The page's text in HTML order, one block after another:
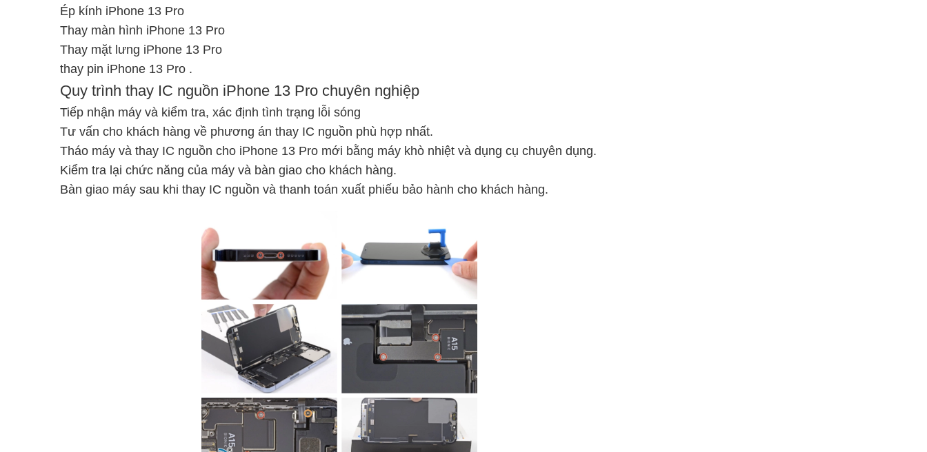
Ép kính iPhone 13 Pro
Thay màn hình iPhone 13 Pro
Thay mặt lưng iPhone 13 Pro
thay pin iPhone 13 Pro .
Quy trình thay IC nguồn iPhone 13 Pro chuyên nghiệp
Tiếp nhận máy và kiểm tra, xác định tình trạng lỗi sóng
Tư vấn cho khách hàng về phương án thay IC nguồn phù hợp nhất.
Tháo máy và thay IC nguồn cho iPhone 13 Pro mới bằng máy khò nhiệt và dụng cụ chuyên dụng.
Kiểm tra lại chức năng của máy và bàn giao cho khách hàng.
Bàn giao máy sau khi thay IC nguồn và thanh toán xuất phiếu bảo hành cho khách hàng.